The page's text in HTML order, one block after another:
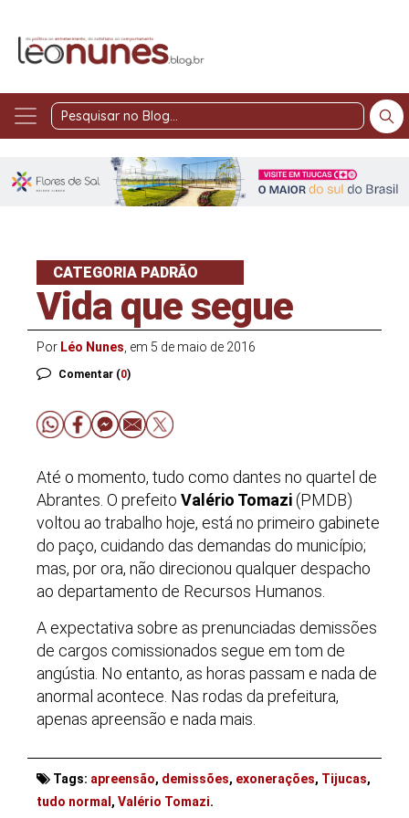
Pesquisar
Blog
CATEGORIA PADRÃO
Vida que segue
Por Léo Nunes , em 5 de maio de 2016
Comentar (0)
Até o momento, tudo como dantes no quartel de
Abrantes. O prefeito Valério Tomazi (PMDB)
voltou ao trabalho hoje, está no primeiro gabinete
do paço, cuidando das demandas do município;
mas, por ora, não direcionou qualquer despacho
ao departamento de Recursos Humanos.
A expectativa sobre as prenunciadas demissões
de cargos comissionados segue em tom de
angústia. No entanto, as horas passam e nada de
anormal acontece. Nas rodas da prefeitura,
apenas apreensão e nada mais.
Tags: apreensão, demissões, exonerações, Tijucas,
tudo normal , Valério Tomazi.